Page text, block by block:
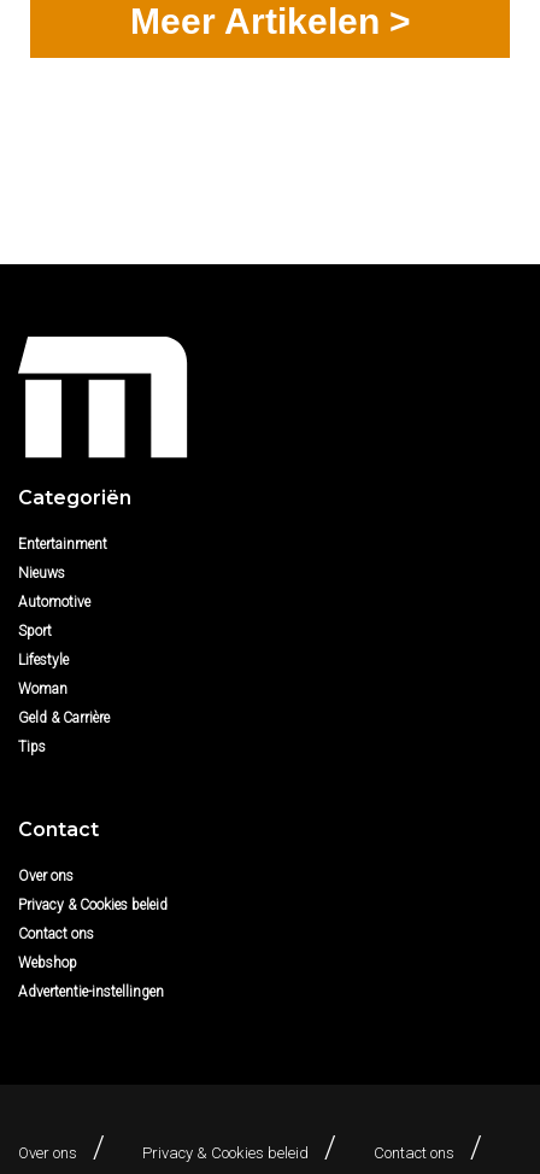
Meer Artikelen >
Categoriën
Entertainment
Nieuws
Automotive
Sport
Lifestyle
Woman
Geld & Carrière
Tips
Contact
Over ons
Privacy & Cookies beleid
Contact ons
Webshop
Advertentie-instellingen
Over ons Privacy & Cookies beleid Contact ons